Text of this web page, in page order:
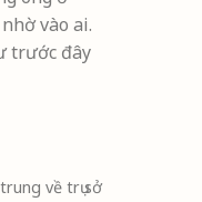
vào ai.
trước đây
về trụ sở